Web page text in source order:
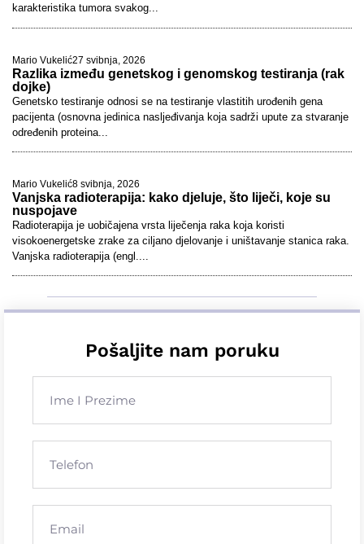
karakteristika tumora svakog...
Mario Vukelić27 svibnja, 2026
Razlika između genetskog i genomskog testiranja (rak
dojke)
Genetsko testiranje odnosi se na testiranje vlastitih urođenih gena
pacijenta (osnovna jedinica nasljeđivanja koja sadrži upute za stvaranje
određenih proteina...
Mario Vukelić8 svibnja, 2026
Vanjska radioterapija: kako djeluje, što liječi, koje su
nuspojave
Radioterapija je uobičajena vrsta liječenja raka koja koristi
visokoenergetske zrake za ciljano djelovanje i uništavanje stanica raka.
Vanjska radioterapija (engl....
Pošaljite nam poruku